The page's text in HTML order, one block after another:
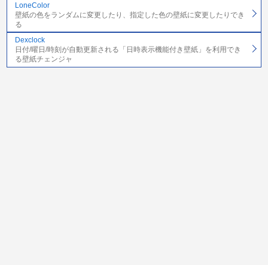
LoneColor
壁紙の色をランダムに変更したり、指定した色の壁紙に変更したりでき
る
Dexclock
日付/曜日/時刻が自動更新される「日時表示機能付き壁紙」を利用でき
る壁紙チェンジャ